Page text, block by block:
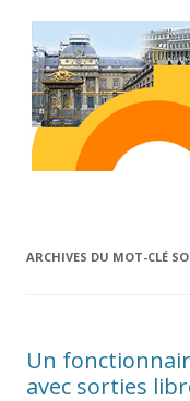
ARCHIVES DU MOT-CLÉ
Un
avec sorties